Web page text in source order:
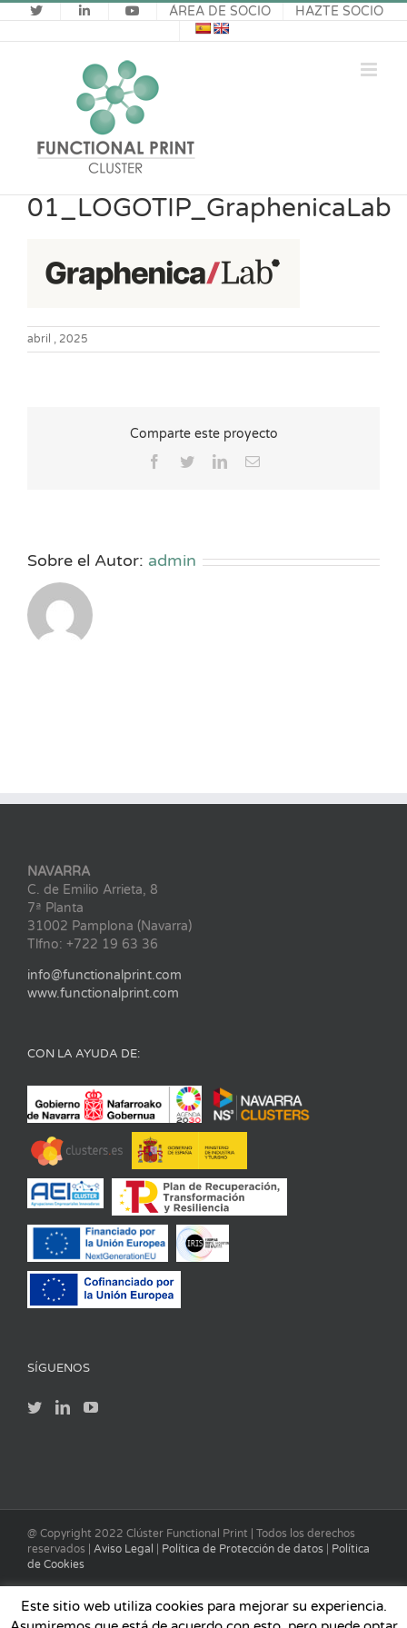
Saltar
al
contenido
ÁREA DE SOCIO HAZTE SOCIO
01_LOGOTIP_GraphenicaLab
abril , 2025
Comparte este proyecto
Facebook
TwitterLinkedInCorreo
Sobre el Autor: admin
NAVARRA
C. de Emilio Arrieta, 8
7ª Planta
31002 Pamplona (Navarra)
Tlfno: +722 19 63 36
info@functionalprint.com
www.functionalprint.com
CON LA AYUDA DE:
SÍGUENOS
@ Copyright 2022 Clúster Functional Print | Todos los derechos
reservados | Aviso Legal Política de Protección de datos
Política
de Cookies
Este sitio web utiliza cookies para mejorar su experiencia.